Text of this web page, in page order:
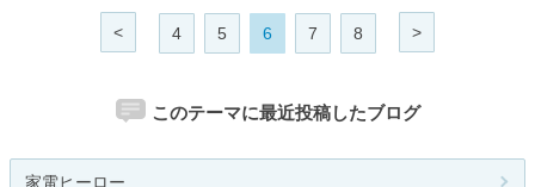
< 4 5 6 7 8 >
このテーマに最近投稿したブログ
家電ヒーロー